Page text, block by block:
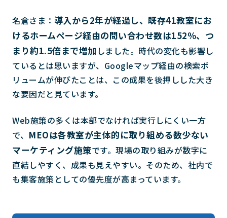
名倉さま： 導入から2年が経過し、既存41教室にお
けるホームページ経由の問い合わせ数は152％、つ
まり約1.5倍まで増加 しました。時代の変化も影響し
ているとは思いますが、Googleマップ経由の検索ボ
リュームが伸びたことは、この成果を後押しした大き
な要因だと見ています。
Web施策の多くは本部でなければ実行しにくい一方
で、 MEOは各教室が主体的に取り組める数少ない
マーケティング施策です。現場の取り組みが数字に
直結しやすく、成果も見えやすい。そのため、社内で
も集客施策としての優先度が高まっています。